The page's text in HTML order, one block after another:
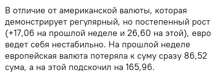
В отличие от американской валюты, которая
демонстрирует регулярный, но постепенный рост
(+17,06 на прошлой неделе и 26,60 на этой), евро
ведет себя нестабильно. На прошлой неделе
европейская валюта потеряла к суму сразу 86,52
сума, а на этой подскочил на 165,96.